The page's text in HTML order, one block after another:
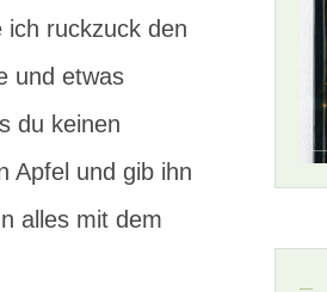
ich ruckzuck den
und etwas
du keinen
Apfel und gib ihn
alles mit dem